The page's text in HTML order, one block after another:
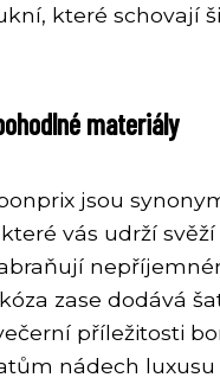
které schovají
materiály
jsou
vás udrží
zase dodává
příležitosti
nádech